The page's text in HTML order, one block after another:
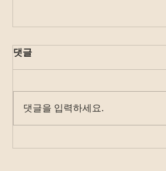
댓글
댓글을 입력하세요.